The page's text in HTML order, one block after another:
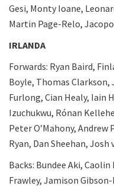
Gesi, Monty Ioane,
Martin Page-Relo,
IRLANDA
Forwards: Ryan Baird,
Boyle, Thomas Clarkson,
Furlong, Cian Healy, Iain
Izuchukwu, Rónan
Peter O’Mahony,
Ryan, Dan Sheehan, Josh
Backs: Bundee Aki,
Frawley, Jamison